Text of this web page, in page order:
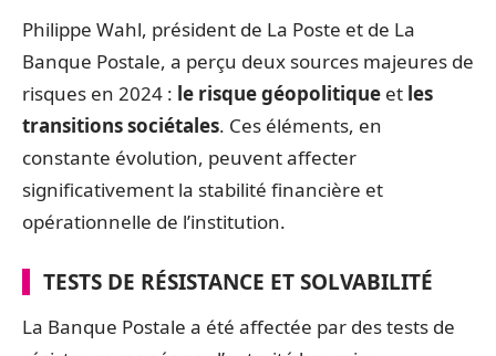
Philippe Wahl, président de La Poste et de La
Banque Postale, a perçu deux sources majeures de
risques en 2024 : le risque géopolitique et les
transitions sociétales. Ces éléments, en
constante évolution, peuvent affecter
significativement la stabilité financière et
opérationnelle de l’institution.
TESTS DE RÉSISTANCE ET SOLVABILITÉ
La Banque Postale a été affectée par des tests de